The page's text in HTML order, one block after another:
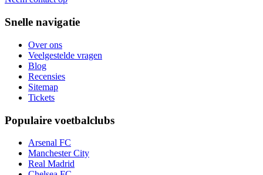
Snelle navigatie
Over ons
Veelgestelde vragen
Blog
Recensies
Sitemap
Tickets
Populaire voetbalclubs
Arsenal FC
Manchester City
Real Madrid